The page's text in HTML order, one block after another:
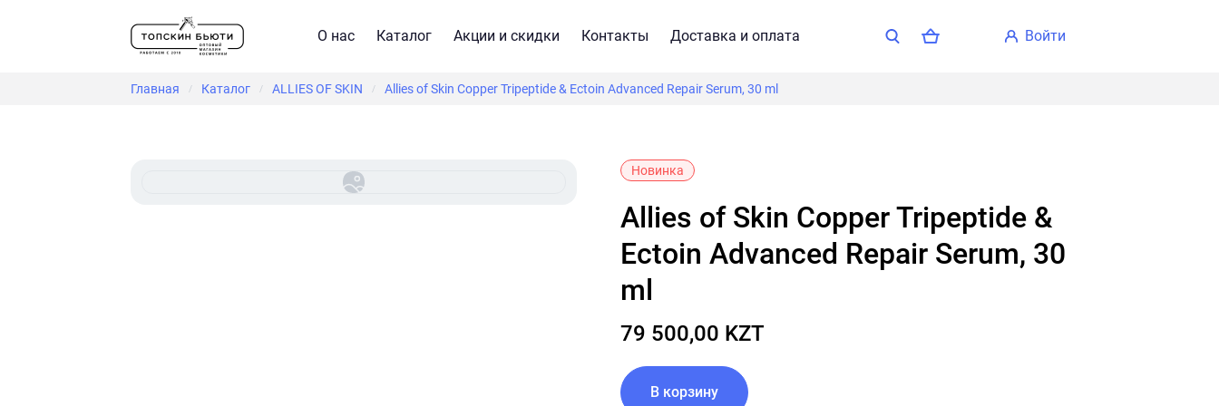
О нас Каталог Акции и скидки Контакты Доставка и оплата войти
Главная / Каталог / ALLIES OF SKIN / Allies of Skin Copper Tripeptide & Ectoin Advanced Repair Serum, 30 ml
Новинка
Allies of Skin Copper Tripeptide &
Ectoin Advanced Repair Serum, 30
ml
79 500,00 KZT
В корзину